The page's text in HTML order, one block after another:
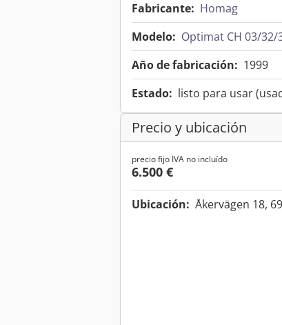
Fabricante: Homag
Modelo: Optimat CH 03/32/
Año de fabricación: 1999
Estado: listo para usar
Precio y ubicación
precio fijo IVA no incluído
6.500 €
Ubicación: Åkervägen 18,